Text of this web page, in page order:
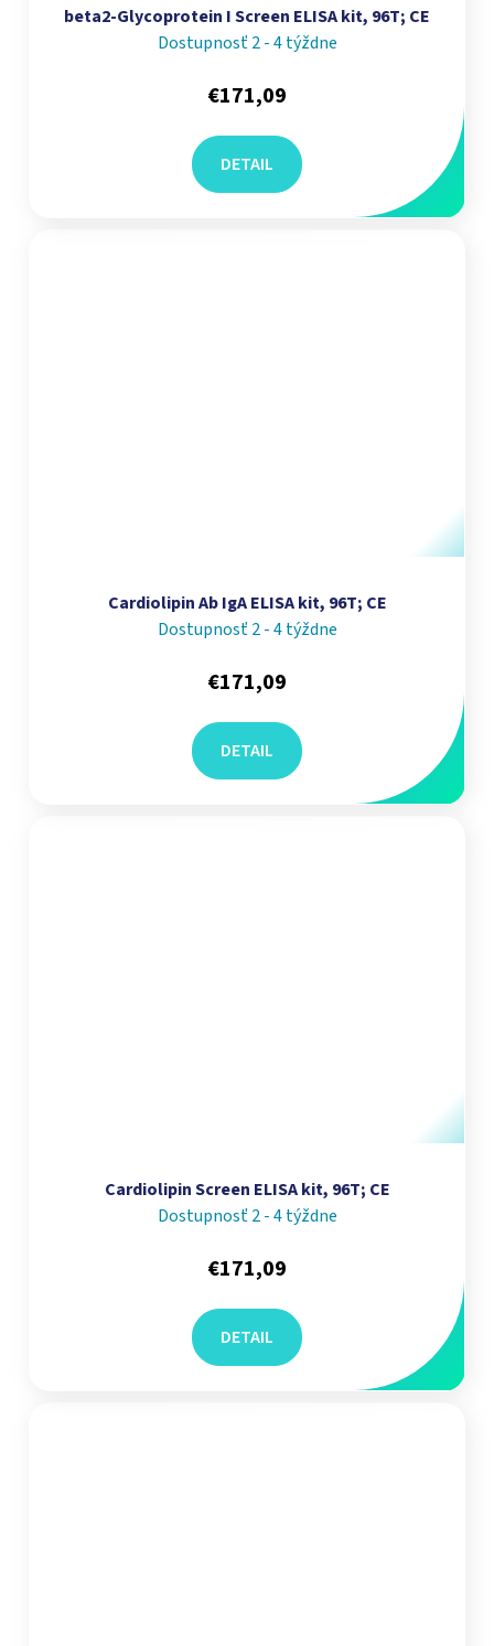
beta2-Glycoprotein I Screen ELISA kit, 96T; CE
Dostupnosť 2 - 4 týždne
€171,09
DETAIL
Cardiolipin Ab IgA ELISA kit, 96T; CE
Dostupnosť 2 - 4 týždne
€171,09
DETAIL
Cardiolipin Screen ELISA kit, 96T; CE
Dostupnosť 2 - 4 týždne
€171,09
DETAIL